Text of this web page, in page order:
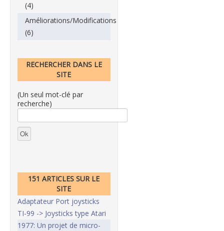
(4)
Améliorations/Modifications
(6)
RECHERCHER DANS LE
SITE
(Un seul mot-clé par
recherche)
151 ARTICLES SUR LE
SITE
Adaptateur Port joysticks
TI-99 -> Joysticks type Atari
1977: Un projet de micro-